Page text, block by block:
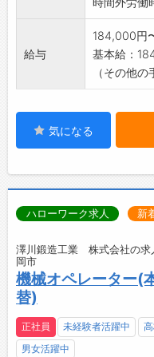
給与
184,000円
基本給：
（その他
気になる
ハローワーク求人 新
澤川鍛造工業 株式会社の求
岡市
機械オペレーター
替)
正社員 未経験者活躍中
男女活躍中